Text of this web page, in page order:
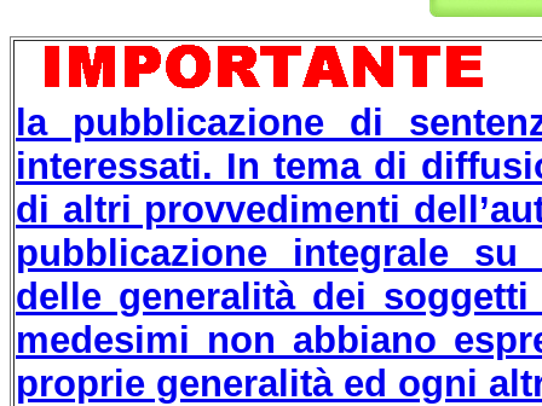
la pubblicazione di
interessati. In tema di
di altri provvedimenti
pubblicazione integrale
delle generalità dei
medesimi non abbiano
proprie generalità ed ogni